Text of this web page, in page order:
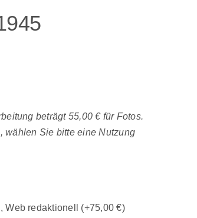
beträgt 55,00 € für Fotos.
wählen Sie bitte eine Nutzung
Web redaktionell (+75,00€)